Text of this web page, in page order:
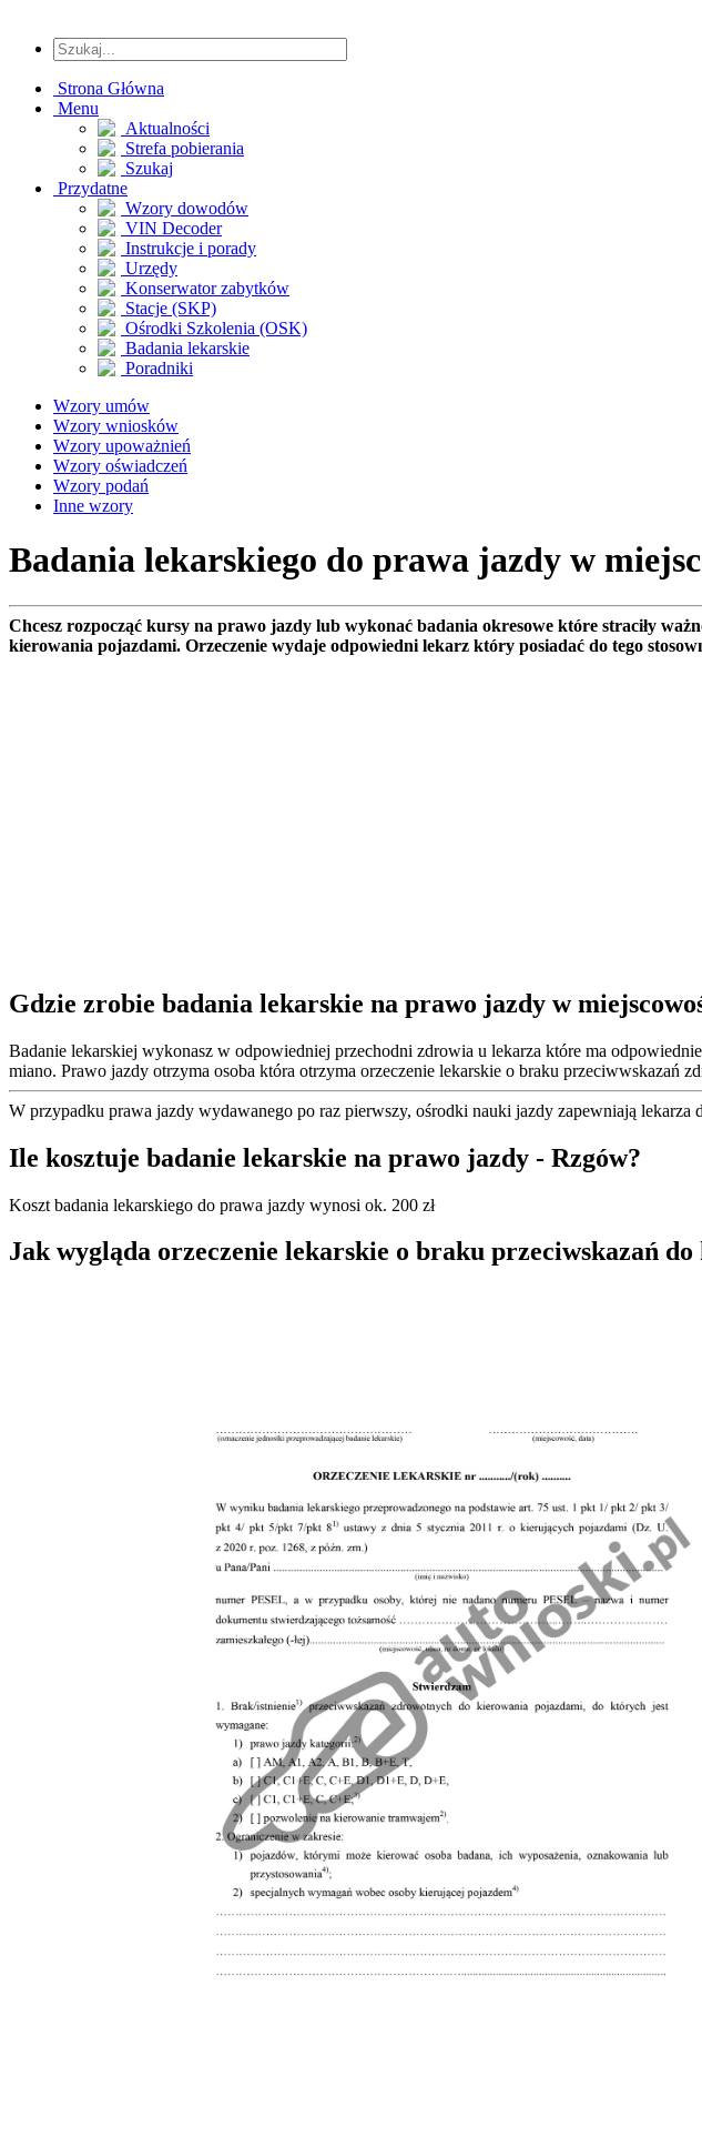
Strona Główna
Menu
Aktualności
Strefa pobierania
Szukaj
Przydatne
Wzory dowodów
VIN Decoder
Instrukcje i porady
Urzędy
Konserwator zabytków
Stacje (SKP)
Ośrodki Szkolenia (OSK)
Badania lekarskie
Poradniki
Wzory umów
Wzory wniosków
Wzory upoważnień
Wzory oświadczeń
Wzory podań
Inne wzory
Badania lekarskiego do prawa jazdy w
Chcesz rozpocząć kursy na prawo jazdy lub wykonać badania okresowe które straciły
kierowania pojazdami. Orzeczenie wydaje odpowiedni lekarz który posiadać do tego
Gdzie zrobie badania lekarskie na prawo jazdy w
Badanie lekarskiej wykonasz w odpowiedniej przechodni zdrowia u lekarza które ma
miano. Prawo jazdy otrzyma osoba która otrzyma orzeczenie lekarskie o braku przeciwwskazań
W przypadku prawa jazdy wydawanego po raz pierwszy, ośrodki nauki jazdy zapewniają lekarza
Ile kosztuje badanie lekarskie na prawo jazdy - Rzgów?
Koszt badania lekarskiego do prawa jazdy wynosi ok. 200 zł
Jak wygląda orzeczenie lekarskie o braku przeciwskazań